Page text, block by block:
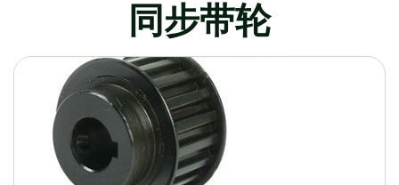
同步带轮